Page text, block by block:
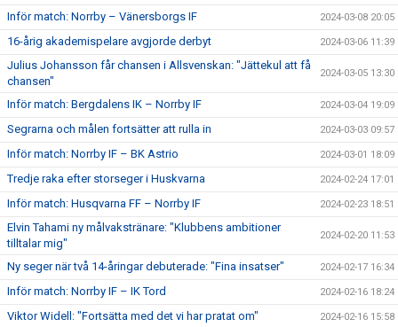
Inför match: Norrby – Vänersborgs IF 2024-03-08 20:05
16-årig akademispelare avgjorde derbyt 2024-03-06 11:39
Julius Johansson får chansen i Allsvenskan: "Jättekul att få
chansen"
2024-03-05 13:30
Inför match: Bergdalens IK – Norrby IF 2024-03-04 19:09
Segrarna och målen fortsätter att rulla in 2024-03-03 09:57
Inför match: Norrby IF – BK Astrio 2024-03-01 18:09
Tredje raka efter storseger i Huskvarna 2024-02-24 17:01
Inför match: Husqvarna FF – Norrby IF 2024-02-23 18:51
Elvin Tahami ny målvakstränare: "Klubbens ambitioner
tilltalar mig"
2024-02-20 11:53
Ny seger när två 14-åringar debuterade: "Fina insatser" 2024-02-17 16:34
Inför match: Norrby IF – IK Tord 2024-02-16 18:24
Viktor Widell: "Fortsätta med det vi har pratat om" 2024-02-16 15:58